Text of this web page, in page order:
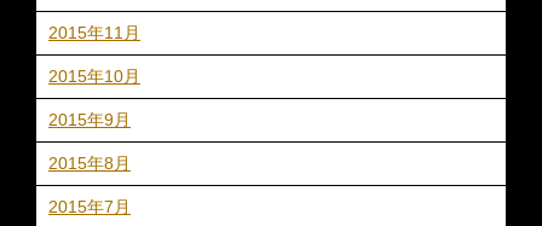
2015年11月
2015年10月
2015年9月
2015年8月
2015年7月